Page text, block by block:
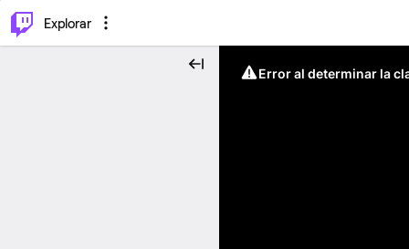
Explorar
Error al determinar la